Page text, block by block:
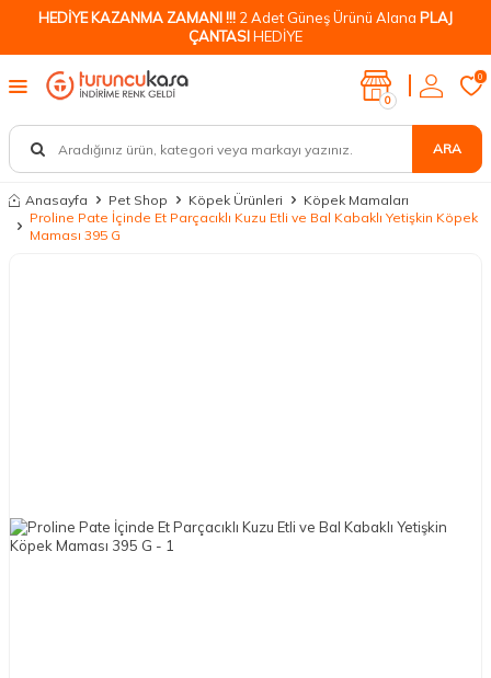
HEDİYE KAZANMA ZAMANI !!! 2 Adet Güneş Ürünü Alana PLAJ
ÇANTASIHEDİYE
ARA
0
0
Anasayfa Pet Shop Köpek Ürünleri
Köpek Mamaları
Proline Pate İçinde Et Parçacıklı Kuzu Etli ve Bal Kabaklı Yetişkin Köpek
Maması 395 G